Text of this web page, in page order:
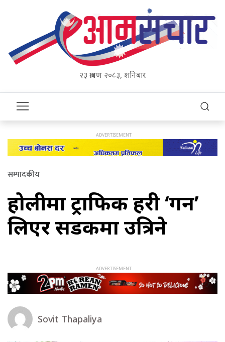
२३ श्रावण २०८३, शनिबार
सम्पादकीय
होलीमा ट्राफिक प्रहरी ‘गन’
लिएर सडकमा उत्रिने
Sovit Thapaliya